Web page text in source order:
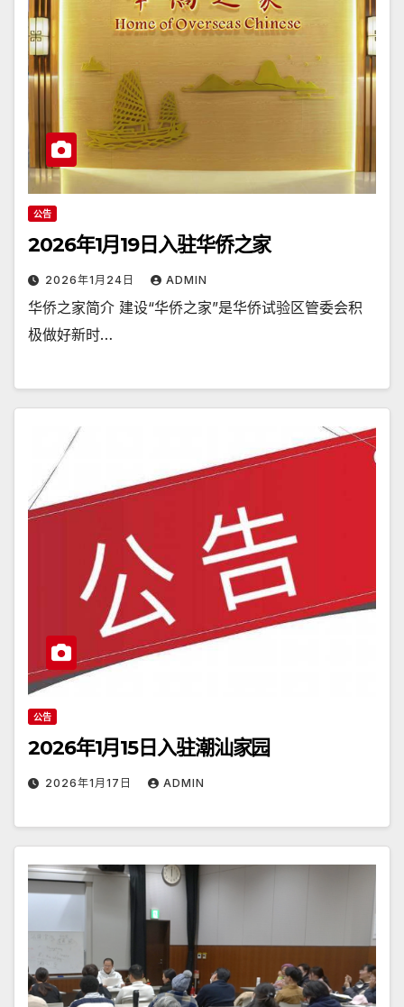
公告
2026年1月19日入驻华侨之家
2026年1月24日 ADMIN
华侨之家简介 建设“华侨之家”是华侨试验区管委会积
极做好新时…
公告
2026年1月15日入驻潮汕家园
2026年1月17日 ADMIN